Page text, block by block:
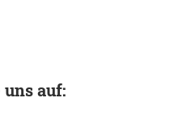
uns auf: